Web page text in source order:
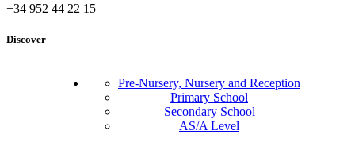
+34 952 44 22 15
Discover
Pre-Nursery, Nursery and Reception
Primary School
Secondary School
AS/A Level